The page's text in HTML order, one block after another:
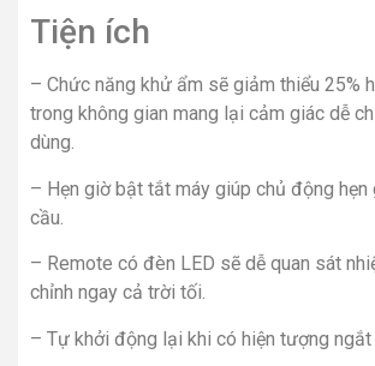
Tiện ích
– Chức năng khử ẩm sẽ giảm thiểu 25%
trong không gian mang lại cảm giác dễ
dùng.
– Hẹn giờ bật tắt máy giúp chủ động hẹn
cầu.
– Remote có đèn LED sẽ dễ quan sát
chỉnh ngay cả trời tối.
– Tự khởi động lại khi có hiện tượng